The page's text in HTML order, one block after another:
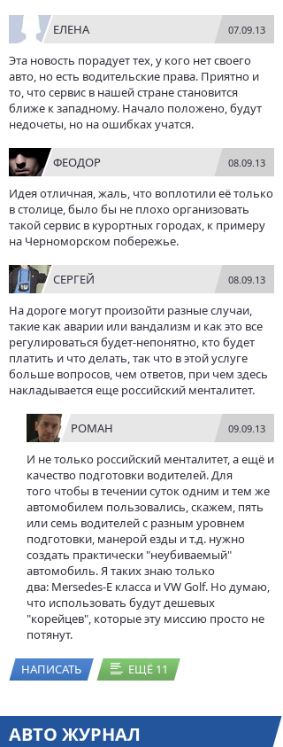
ЕЛЕНА 07.09.13
Эта новость порадует тех, у кого нет своего
авто, но есть водительские права. Приятно и
то, что сервис в нашей стране становится
ближе к западному. Начало положено, будут
недочеты, но на ошибках учатся.
ФЕОДОР 08.09.13
Идея отличная, жаль, что воплотили её только
в столице, было бы не плохо организовать
такой сервис в курортных городах, к примеру
на Черноморском побережье.
СЕРГЕЙ 08.09.13
На дороге могут произойти разные случаи,
такие как аварии или вандализм и как это все
регулироваться будет-непонятно, кто будет
платить и что делать, так что в этой услуге
больше вопросов, чем ответов, при чем здесь
накладывается еще российский менталитет.
РОМАН 09.09.13
И не только российский менталитет, а ещё и
качество подготовки водителей. Для
того чтобы в течении суток одним и тем же
автомобилем пользовались, скажем, пять
или семь водителей с разным уровнем
подготовки, манерой езды и т.д. нужно
создать практически "неубиваемый"
автомобиль. Я таких знаю только
два: Mersedes-E класса и VW Golf. Но думаю,
что использовать будут дешевых
"корейцев", которые эту миссию просто не
потянут.
НАПИСАТЬ ЕЩЁ 11
АВТО ЖУРНАЛ